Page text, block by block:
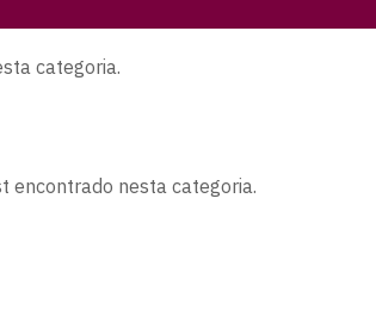
categoria.
encontrado nesta categoria.